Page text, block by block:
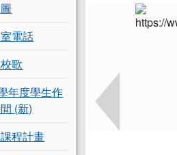
電話
歌
年度學生作
(新)
程計畫